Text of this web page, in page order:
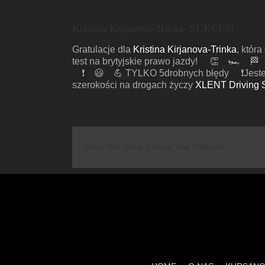
Gratulacje dla Kristina Kirjanova-Trinka, która
test na brytyjskie prawo jazdy!
👏 🏎
🏁
❗️
😃 💪 TYLKO 5drobnych błędy ❗️
szerokości na drogach życzy XLENT Driving